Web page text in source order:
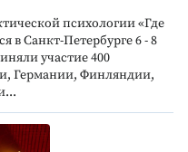
психологии «Где
в Санкт-Петербурге 6 - 8
участие 400
Германии, Финляндии,